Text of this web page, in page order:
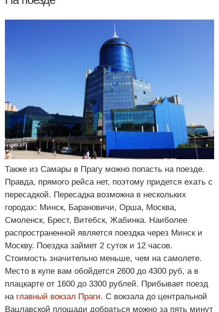
Также из Самары в Прагу можно попасть на поезде.
Правда, прямого рейса нет, поэтому придется ехать с
пересадкой. Пересадка возможна в нескольких
городах: Минск, Барановичи, Орша, Москва,
Смоленск, Брест, Витебск, Жабинка. Наиболее
распространенной является поездка через Минск и
Москву. Поездка займет 2 суток и 12 часов.
Стоимость значительно меньше, чем на самолете.
Место в купе вам обойдется 2600 до 4300 руб, а в
плацкарте от 1600 до 3300 рублей. Прибывает поезд
на главный вокзал Праги. С вокзала до центральной
Вацлавской площади добраться можно за пять минут